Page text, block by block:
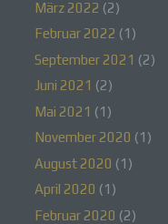
März 2022 (2)
Februar 2022 (1)
September 2021 (2)
Juni 2021 (2)
Mai 2021 (1)
November 2020 (1)
August 2020 (1)
April 2020 (1)
Februar 2020 (2)
a)
Informationen,
„betroffene
wird eine
oder indirekt,
einer Kennung